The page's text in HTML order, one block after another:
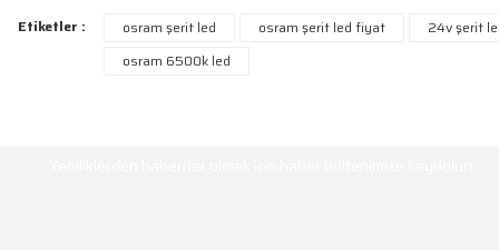
Bu ürünün fiyat bilgisi, resim, ürün açıklamalarında ve diğer
Görüş ve önerileriniz için teşekkür ederiz.
Etiketler : osram şerit led osram şerit led fiyat 24v şerit
osram 6500k led